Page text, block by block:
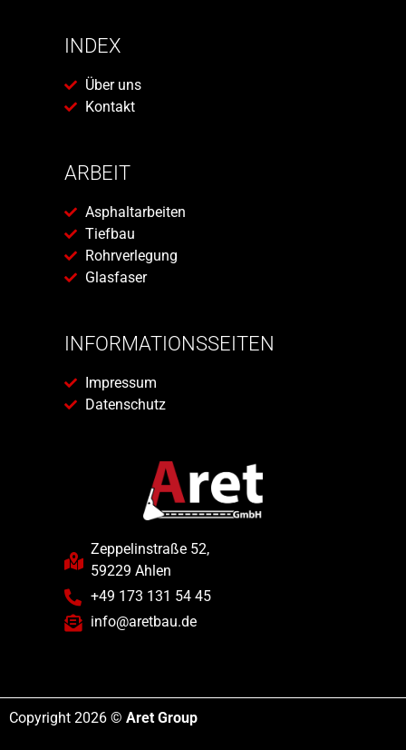
INDEX
Über uns
Kontakt
ARBEIT
Asphaltarbeiten
Tiefbau
Rohrverlegung
Glasfaser
INFORMATIONSSEITEN
Impressum
Datenschutz
Zeppelinstraße 52,
59229 Ahlen
+49 173 131 54 45
info@aretbau.de
Copyright 2026 © Aret Group